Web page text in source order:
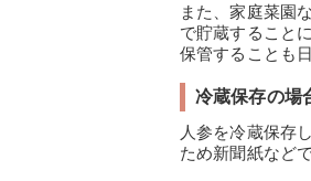
また、家庭菜園
で貯蔵すること
保管することも
冷蔵保存の場
人参を冷蔵保存
ため新聞紙など